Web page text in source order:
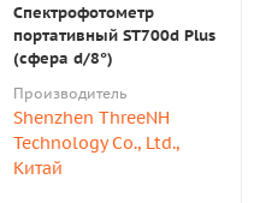
Спектрофотометр
портативный ST700d Plus
(сфера d/8°)
Производитель
Shenzhen ThreeNH
Technology Co., Ltd.,
Китай